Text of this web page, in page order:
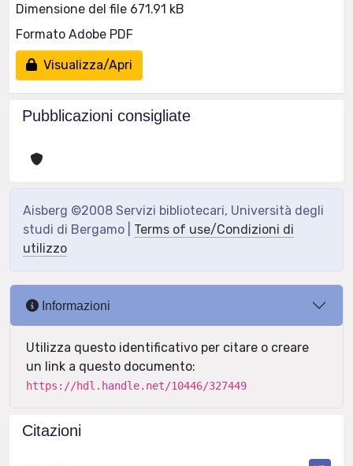
Dimensione del file 671.91 kB
Formato Adobe PDF
Visualizza/Apri
Pubblicazioni consigliate
Aisberg ©2008 Servizi bibliotecari, Università degli
studi di Bergamo | Terms of use/Condizioni di
utilizzo
Informazioni
Utilizza questo identificativo per citare o creare
un link a questo documento:
https://hdl.handle.net/10446/327449
Citazioni